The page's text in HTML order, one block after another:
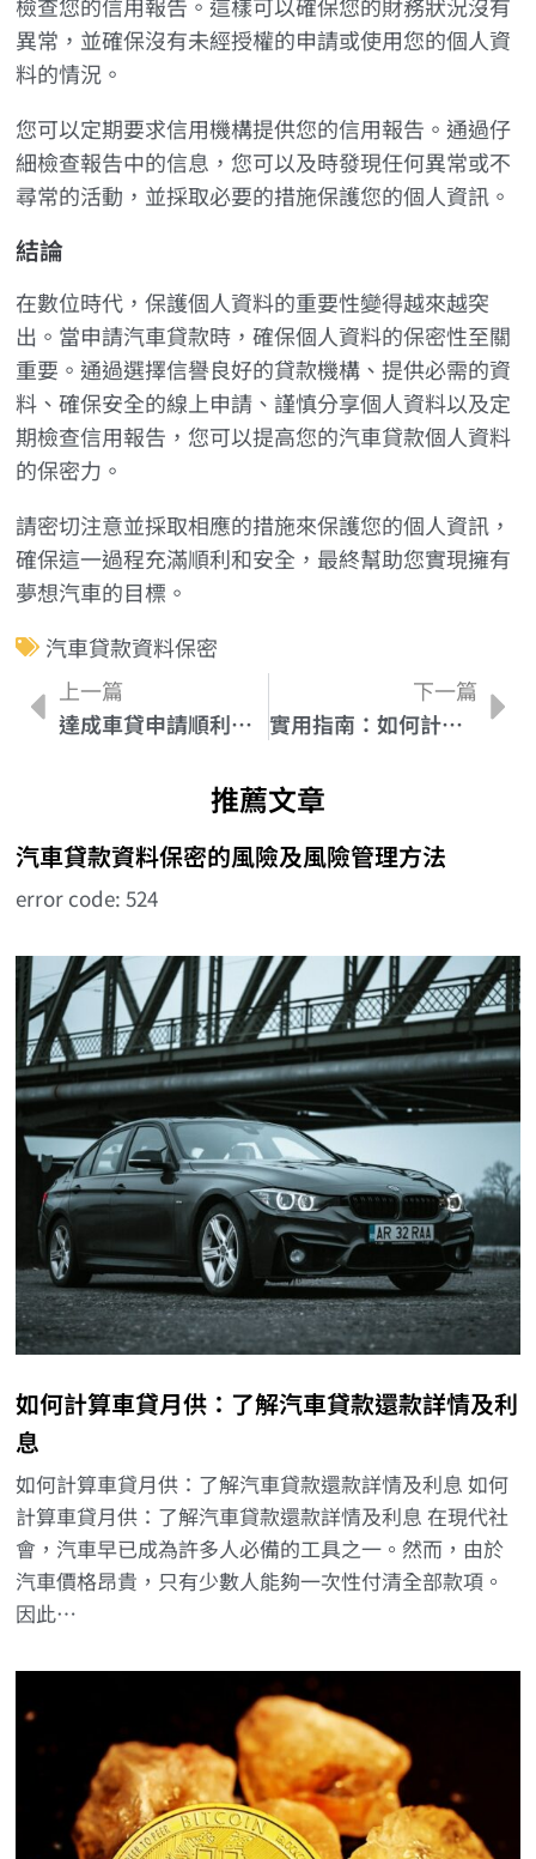
異常，並確保沒有未經授權的申請或使用您的個人資
料的情況。
您可以定期要求信用機構提供您的信用報告。通過仔
細檢查報告中的信息，您可以及時發現任何異常或不
尋常的活動，並採取必要的措施保護您的個人資訊。
結論
在數位時代，保護個人資料的重要性變得越來越突
出。當申請汽車貸款時，確保個人資料的保密性至關
重要。通過選擇信譽良好的貸款機構、提供必需的資
料、確保安全的線上申請、謹慎分享個人資料以及定
期檢查信用報告，您可以提高您的汽車貸款個人資料
的保密力。
請密切注意並採取相應的措施來保護您的個人資訊，
確保這一過程充滿順利和安全，最終幫助您實現擁有
夢想汽車的目標。
汽車貸款資料保密
上一篇
達成車貸申請順利：必要文件備妥指南
下一篇
實用指南：如何計算並最小化汽車貸款利息
推薦文章
汽車貸款資料保密的風險及風險管理方法
error code: 524
如何計算車貸月供：了解汽車貸款還款詳情及利
息
如何計算車貸月供：了解汽車貸款還款詳情及利息 如何
計算車貸月供：了解汽車貸款還款詳情及利息 在現代社
會，汽車早已成為許多人必備的工具之一。然而，由於
汽車價格昂貴，只有少數人能夠一次性付清全部款項。
因此…